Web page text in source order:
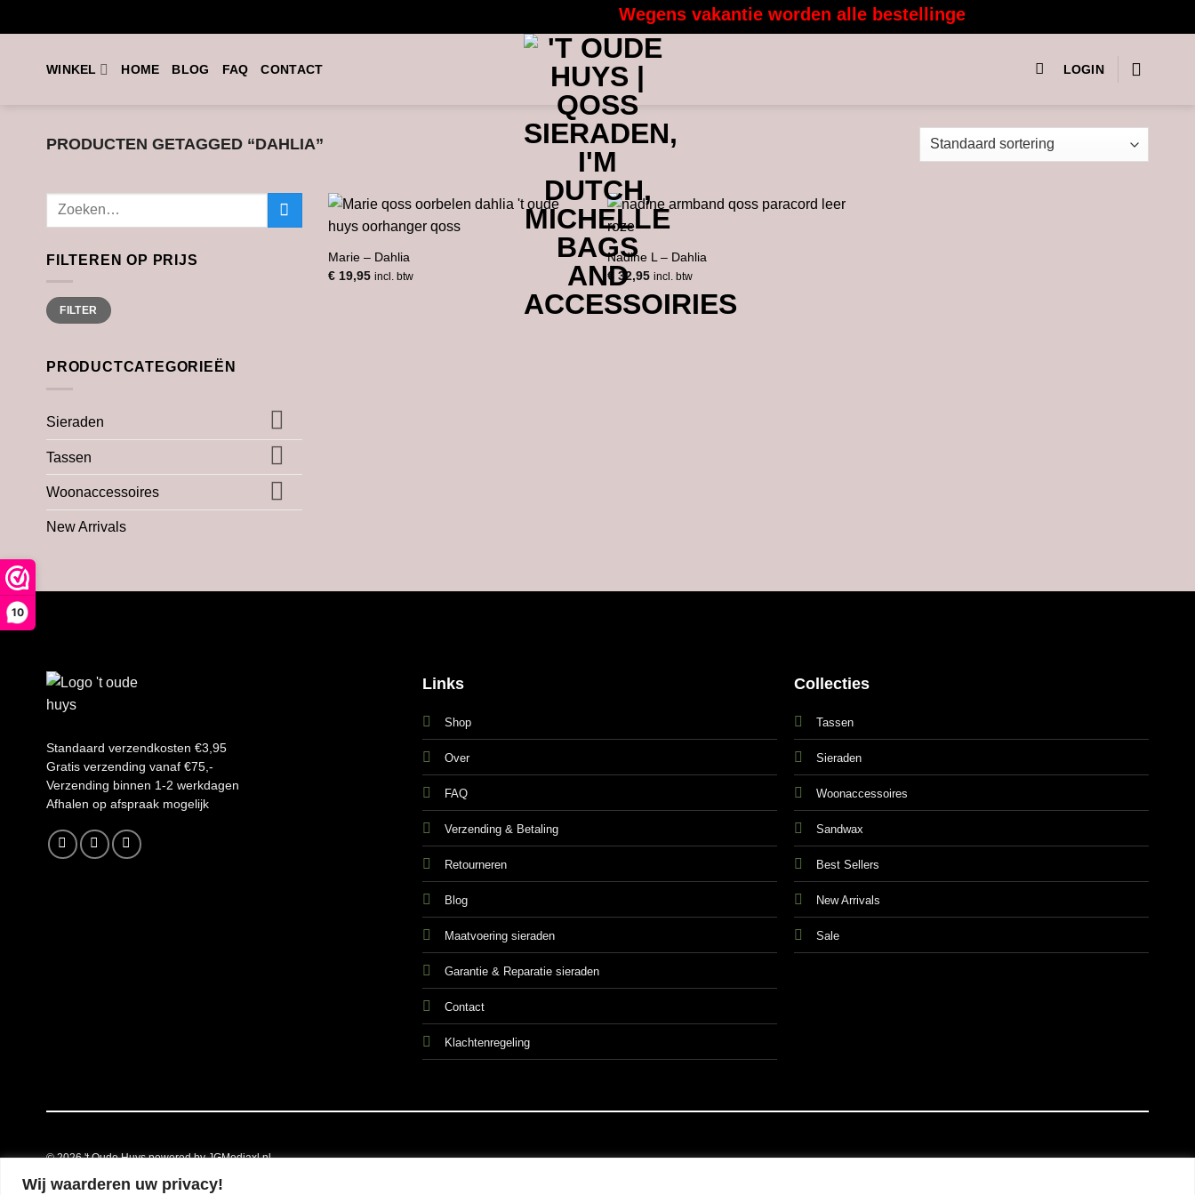
10
Wij waarderen uw privacy!
naar
Wegens vakantie worden alle bestellingen vanaf 3 augustus weer
WINKEL HOME BLOG FAQ CONTACT LOGIN
PRODUCTEN GETAGGED “DAHLIA”
Zoeken
FILTEREN OP PRIJS
Min.
prijs
Max.
prijsFILTER
PRODUCTCATEGORIEËN
Sieraden
Tassen
Woonaccessoires
New Arrivals
Marie – Dahlia
€ 19,95 incl. btw
Nadine L – Dahlia
€ 32,95 incl. btw
Standaard verzendkosten €3,95
Gratis verzending vanaf €75,-
Verzending binnen 1-2 werkdagen
Afhalen op afspraak mogelijk
Links
Shop
Over
FAQ
Verzending & Betaling
Retourneren
Blog
Maatvoering sieraden
Garantie & Reparatie sieraden
Contact
Klachtenregeling
Collecties
Tassen
Sieraden
Woonaccessoires
Sandwax
Best Sellers
New Arrivals
Sale
© 2026't Oude Huys powered by JGMediaxl.nl